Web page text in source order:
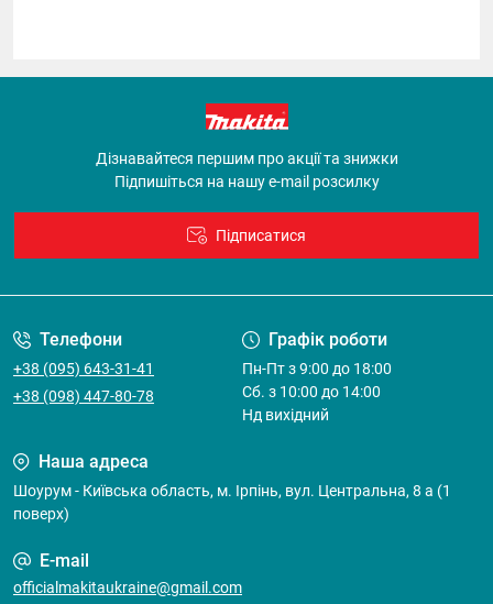
Дізнавайтеся першим про акції та знижки
Підпишіться на нашу e-mail розсилку
Підписатися
Телефони
+38 (095) 643-31-41
+38 (098) 447-80-78
Графік роботи
Пн-Пт з 9:00 до 18:00
Cб. з 10:00 до 14:00
Нд вихідний
Наша адреса
Шоурум - Київська область, м. Ірпінь, вул. Центральна, 8 а (1
поверх)
E-mail
officialmakitaukraine@gmail.com